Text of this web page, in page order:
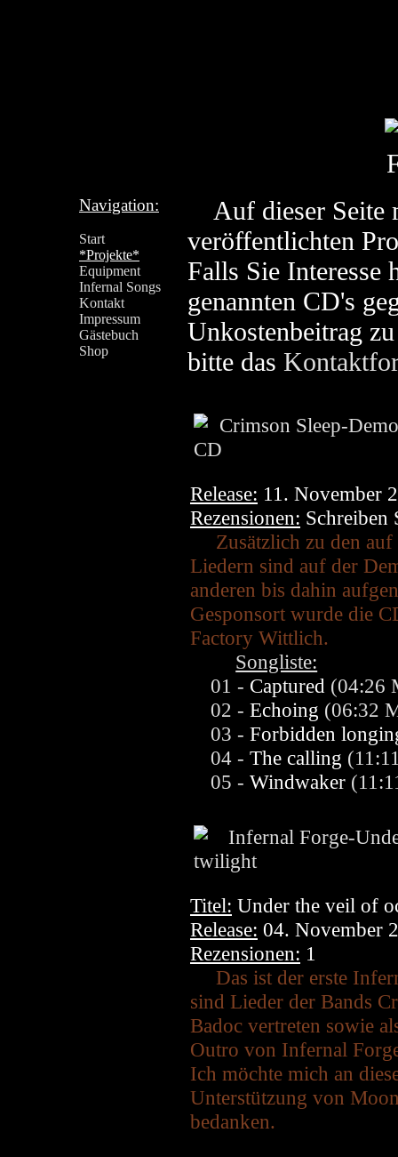
Navigation:
Start
*Projekte*
Equipment
Infernal Songs
Kontakt
Impressum
Gästebuch
Shop
Auf dieser Seite
veröffentlichten
Falls Sie Interesse
genannten CD's
Unkostenbeitrag
bitte das
Release: 11. November
Rezensionen: Schreiben
Zusätzlich zu den
Liedern sind auf der
anderen bis dahin
Gesponsort wurde die
Factory Wittlich.
Songliste:
01 - Captured (04:26
02 -Echoing (06:32
03 -Forbidden
04 -The calling
05 -Windwaker
Titel: Under the veil of
Release: 04. November
Rezensionen: 1
Das ist der erste
sind Lieder der Bands
Badoc vertreten sowie
Outro von Infernal
Ich möchte mich an
Unterstützung von
bedanken.